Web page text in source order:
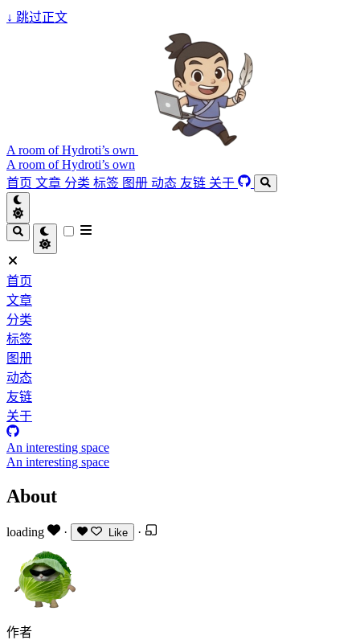
↓ 跳过正文
A room of Hydroti’s own
A room of Hydroti’s own
首页 文章 分类 标签 图册 动态 友链 关于
首页
文章
分类
标签
图册
动态
友链
关于
An interesting space
An interesting space
About
loading · Like ·
作者